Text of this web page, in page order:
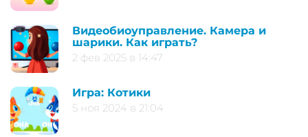
Видеобиоуправление. Камера и
шарики. Как играть?
2 фев 2025 в 14:47
Игра: Котики
5 ноя 2024 в 21:04